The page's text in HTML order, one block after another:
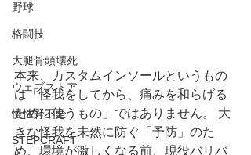
野球
格闘技
大腿骨頭壊死
ウェブストア
慢性腎不全
STEPCRAFT
本来、カスタムインソールというもの
は「怪我をしてから、痛みを和らげる
ために使うもの」ではありません。 大
きな怪我を未然に防ぐ「予防」のた
め、環境が激しくなる前、現役バリバ